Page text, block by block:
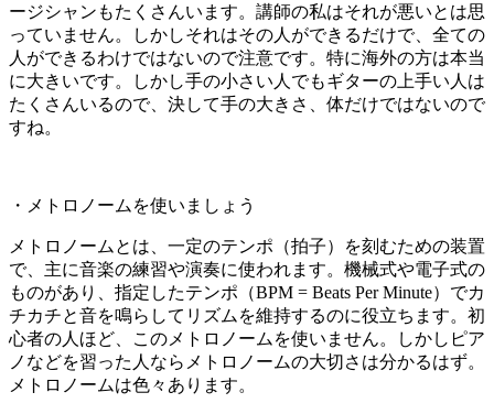
ージシャンもたくさんいます。講師の私はそれが悪いとは思
っていません。しかしそれはその人ができるだけで、全ての
人ができるわけではないので注意です。特に海外の方は本当
に大きいです。しかし手の小さい人でもギターの上手い人は
たくさんいるので、決して手の大きさ、体だけではないので
すね。
・メトロノームを使いましょう
メトロノームとは、一定のテンポ（拍子）を刻むための装置
で、主に音楽の練習や演奏に使われます。機械式や電子式の
ものがあり、指定したテンポ（BPM = Beats Per Minute）でカ
チカチと音を鳴らしてリズムを維持するのに役立ちます。初
心者の人ほど、このメトロノームを使いません。しかしピア
ノなどを習った人ならメトロノームの大切さは分かるはず。
メトロノームは色々あります。